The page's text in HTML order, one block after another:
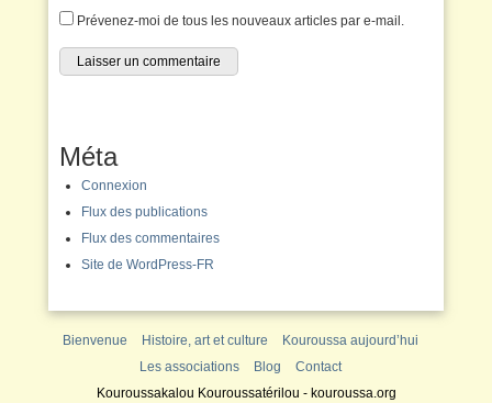
Prévenez-moi de tous les nouveaux articles par e-mail.
Méta
Connexion
Flux des publications
Flux des commentaires
Site de WordPress-FR
Bienvenue Histoire, art et culture
Kouroussa aujourd’hui
Les associations
Blog
Contact
Kouroussakalou Kouroussatérilou - kouroussa.org